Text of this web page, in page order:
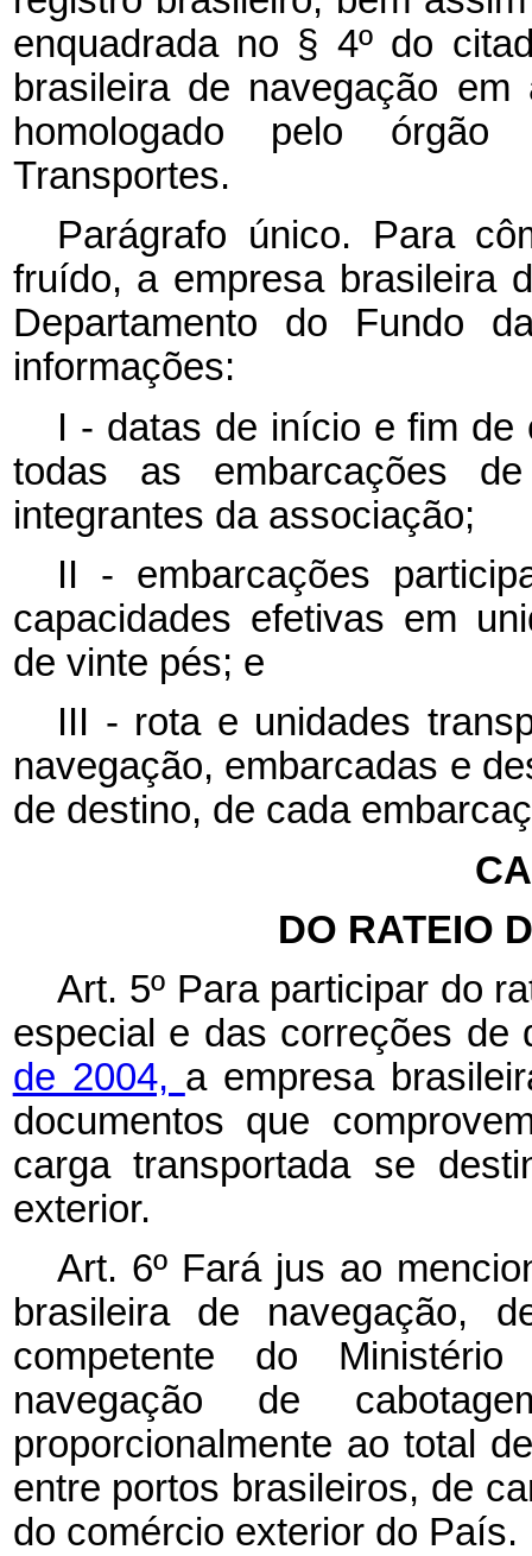
enquadrada no § 4º do
brasileira de navegação
homologado pelo
Transportes.
Parágrafo único. Para
fruído, a empresa brasileira
Departamento do Fundo
informações:
I - datas de início e fim de
todas as embarcações
integrantes da associação;
II - embarcações
capacidades efetivas em
de vinte pés; e
III - rota e unidades
navegação, embarcadas e
de destino, de cada
DO RATEIO
Art. 5º Para participar do
especial e das correções
de 2004, a empresa
documentos que
carga transportada se
exterior.
Art. 6º Fará jus ao
brasileira de navegação,
competente do
navegação de
proporcionalmente ao total
entre portos brasileiros, de
do comércio exterior do País.